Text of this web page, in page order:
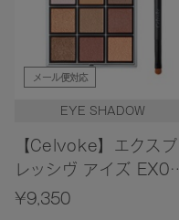
メール便対応
EYE SHADOW
【Celvoke】エクスプ
レッシヴ アイズ EX06
＜限定デザイン＞＜
¥9,350